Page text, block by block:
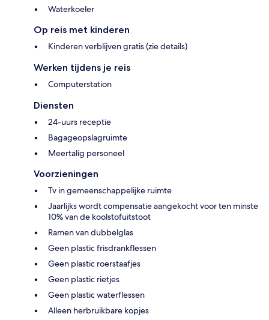
Waterkoeler
Op reis met kinderen
Kinderen verblijven gratis (zie details)
Werken tijdens je reis
Computerstation
Diensten
24-uurs receptie
Bagageopslagruimte
Meertalig personeel
Voorzieningen
Tv in gemeenschappelijke ruimte
Jaarlijks wordt compensatie aangekocht voor ten minste
10% van de koolstofuitstoot
Ramen van dubbelglas
Geen plastic frisdrankflessen
Geen plastic roerstaafjes
Geen plastic rietjes
Geen plastic waterflessen
Alleen herbruikbare kopjes